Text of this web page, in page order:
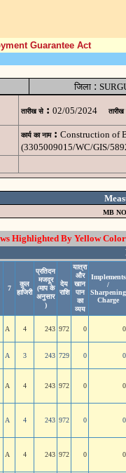
Guarantee Act
जिला:
तारीख से : 02/05/2024 तारीख
कार्य का नाम : Construction of
(3305009015/WC/GIS/
MB
Highlighted By Yellow
7
कुल
हाजिरी
प्रतिदन
मजदूर
(माप के
अनुसार
)
देय
राशि
यात्रा
और
खान
पान
का
व्यय
Implements
/
Sharpening
Charge
A 4 243 972 0 0
A 3 243 729 0 0
A 4 243 972 0 0
A 4 243 972 0 0
A 4 243 972 0 0